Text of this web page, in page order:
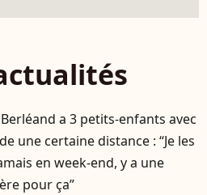
a 3 petits-enfants avec
une certaine distance : “Je les
en week-end, y a une
pour ça”